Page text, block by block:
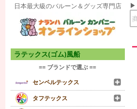
日本最大級のバルーン＆グッズ専門店
ラテックス(ゴム)風船
== ブランドで選ぶ ==
センペルテックス
タフテックス